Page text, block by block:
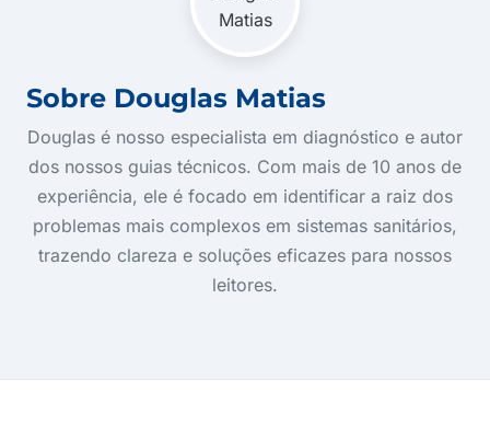
Sobre Douglas Matias
Douglas é nosso especialista em diagnóstico e autor
dos nossos guias técnicos. Com mais de 10 anos de
experiência, ele é focado em identificar a raiz dos
problemas mais complexos em sistemas sanitários,
trazendo clareza e soluções eficazes para nossos
leitores.